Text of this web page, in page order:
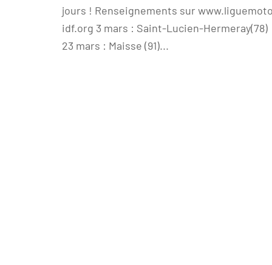
jours ! Renseignements sur
idf.org 3 mars : Saint-Lucien-Hermeray(78)
23 mars : Maisse (91)...